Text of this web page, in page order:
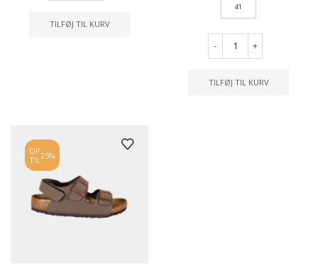
TILFØJ TIL KURV
41
- +
TILFØJ TIL KURV
OP
TIL25%